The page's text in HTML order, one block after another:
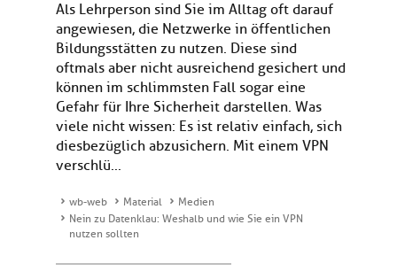
Als Lehrperson sind Sie im Alltag oft darauf
angewiesen, die Netzwerke in öffentlichen
Bildungsstätten zu nutzen. Diese sind
oftmals aber nicht ausreichend gesichert und
können im schlimmsten Fall sogar eine
Gefahr für Ihre Sicherheit darstellen. Was
viele nicht wissen: Es ist relativ einfach, sich
diesbezüglich abzusichern. Mit einem VPN
verschlü...
wb-web Material
Medien
Nein zu Datenklau: Weshalb und wie Sie ein VPN
nutzen sollten